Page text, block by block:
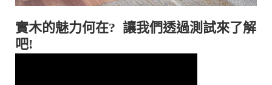
實木的魅力何在? 讓我們透過測試來了解
吧!